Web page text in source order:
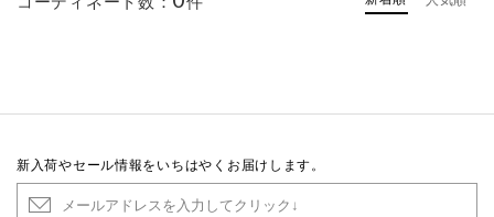
新入荷やセール情報をいちはやくお届けします。